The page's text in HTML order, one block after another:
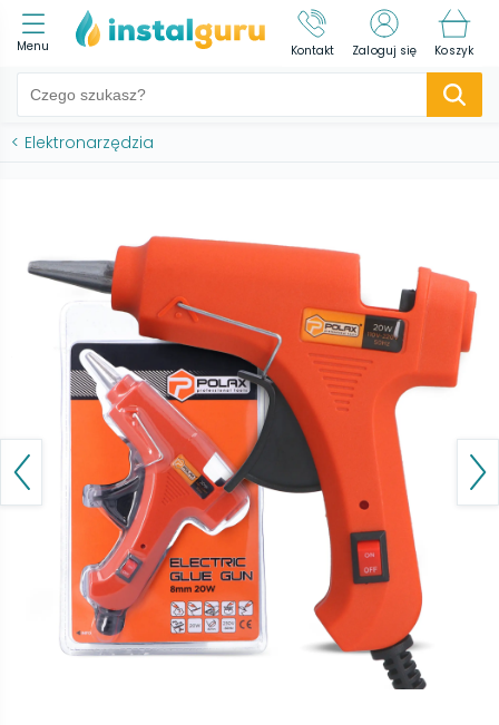
Menu Kontakt Zaloguj się Koszyk
< Elektronarzędzia